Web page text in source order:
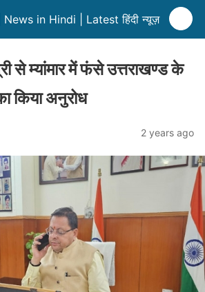
in Hindi | Latest हिंदी न्यूज़
से म्यांमार में फंसे उत्तराखण्ड के
किया अनुरोध
2 years ago